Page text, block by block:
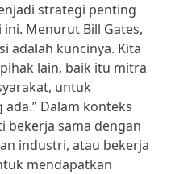
strategi penting
Menurut Bill Gates,
adalah kuncinya. Kita
lain, baik itu mitra
untuk
Dalam konteks
bekerja sama dengan
industri, atau bekerja
mendapatkan